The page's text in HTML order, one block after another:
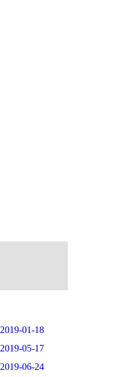
2019-01-18
2019-05-17
2019-06-24